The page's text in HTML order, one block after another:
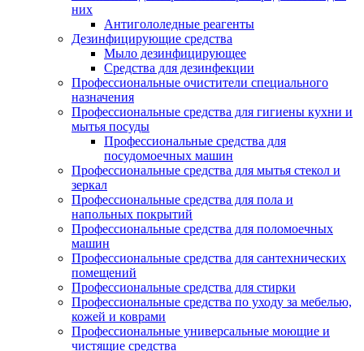
них
Антигололедные реагенты
Дезинфицирующие средства
Мыло дезинфицирующее
Средства для дезинфекции
Профессиональные очистители специального
назначения
Профессиональные средства для гигиены кухни и
мытья посуды
Профессиональные средства для
посудомоечных машин
Профессиональные средства для мытья стекол и
зеркал
Профессиональные средства для пола и
напольных покрытий
Профессиональные средства для поломоечных
машин
Профессиональные средства для сантехнических
помещений
Профессиональные средства для стирки
Профессиональные средства по уходу за мебелью,
кожей и коврами
Профессиональные универсальные моющие и
чистящие средства